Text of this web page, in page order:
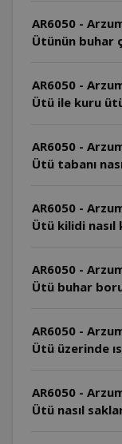
AR6050 -
Ütünün buhar
AR6050 -
Ütü ile kuru
AR6050 -
Ütü tabanı
AR6050 -
Ütü kilidi
AR6050 -
Ütü buhar
AR6050 -
Ütü üzerinde
AR6050 -
Ütü nasıl